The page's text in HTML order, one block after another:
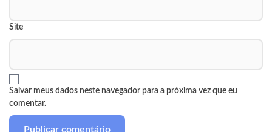
Site
Salvar meus dados neste navegador para a próxima vez que eu
comentar.